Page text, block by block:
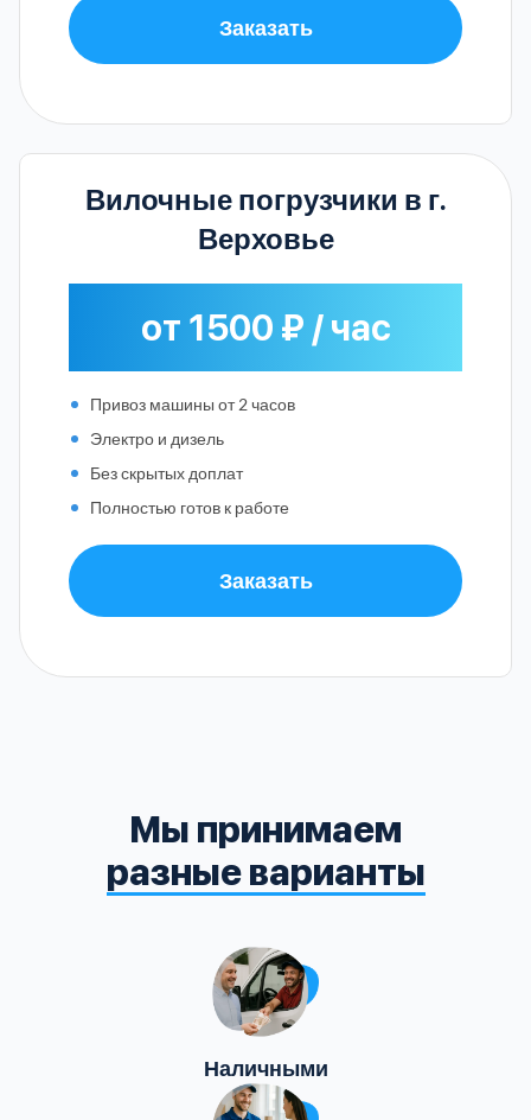
Заказать
Вилочные погрузчики в г.
Верховье
от 1500 ₽ / час
Привоз машины от 2 часов
Электро и дизель
Без скрытых доплат
Полностью готов к работе
Заказать
Мы принимаем
разные варианты
Наличными